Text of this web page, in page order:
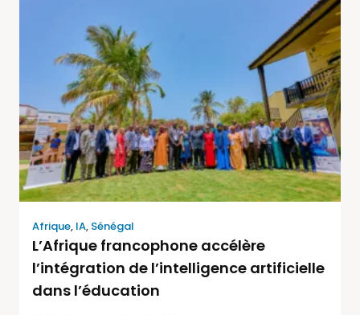
Afrique, IA, Sénégal
L’Afrique francophone accélère
l’intégration de l’intelligence artificielle
dans l’éducation